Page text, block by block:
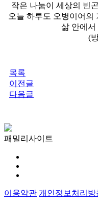
작은 나눔이 세상의 빈
오늘 하루도 오병이어의
삶 안에서
(
목록
이전글
다음글
패밀리사이트
이용약관 개인정보처리방